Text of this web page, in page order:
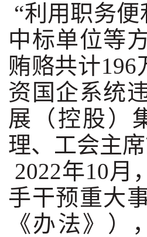
“利用职务
中标单位等
贿赂共计
资国企系统
展（控股）
理、工会主
2022年10月
手干预重大
《办法》